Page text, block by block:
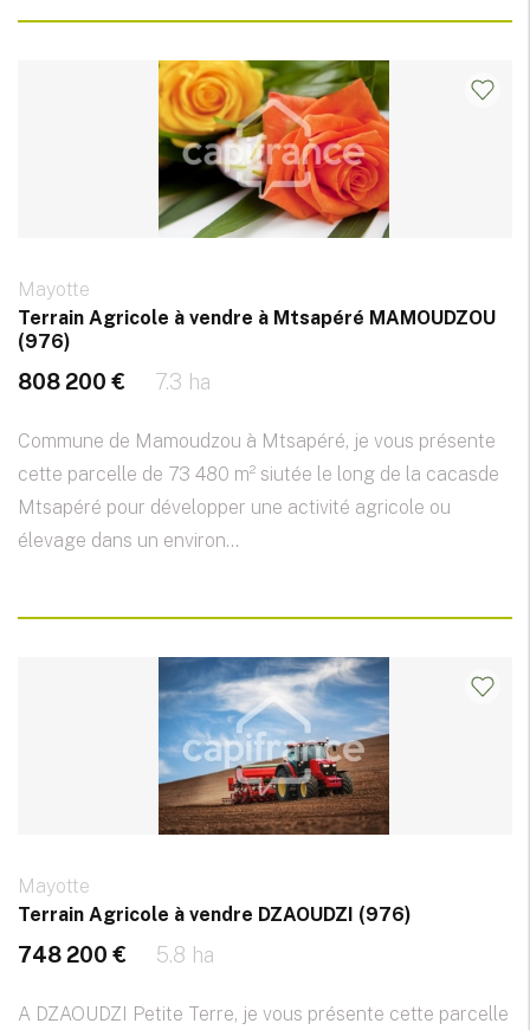
Mayotte
Terrain Agricole à vendre à Mtsapéré MAMOUDZOU
(976)
808 200 € 7.3 ha
Commune de Mamoudzou à Mtsapéré, je vous présente
cette parcelle de 73 480 m² siutée le long de la cacasde
Mtsapéré pour développer une activité agricole ou
élevage dans un environ...
Mayotte
Terrain Agricole à vendre DZAOUDZI (976)
748 200 € 5.8 ha
A DZAOUDZI Petite Terre, je vous présente cette parcelle